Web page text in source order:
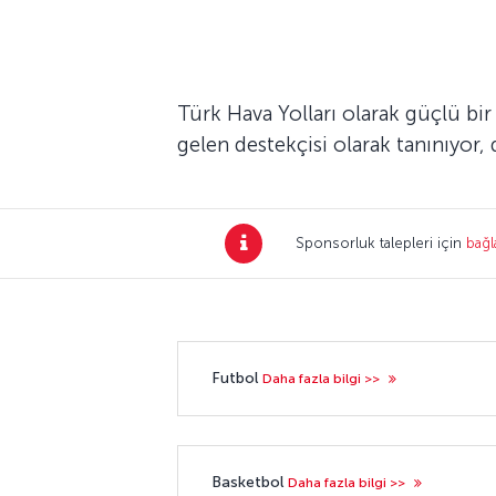
Türk Hava Yolları olarak güçlü
gelen destekçisi olarak
Sponsorluk talepleri için
Futbol Daha fazla bilgi >>
Basketbol Daha fazla bilgi >>